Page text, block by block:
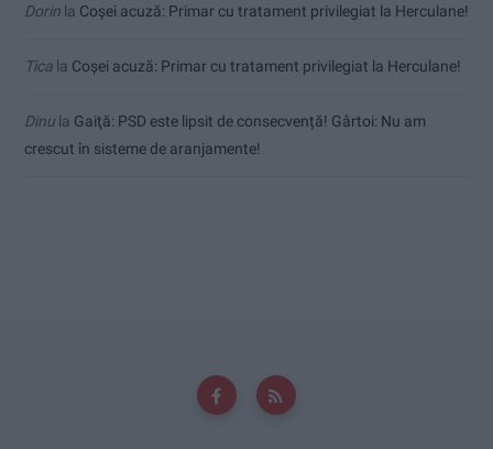
Dorin la Coșei acuză: Primar cu tratament privilegiat la Herculane!
Tica la Coșei acuză: Primar cu tratament privilegiat la Herculane!
Dinu la Gaiţă: PSD este lipsit de consecvență! Gârtoi: Nu am
crescut în sisteme de aranjamente!